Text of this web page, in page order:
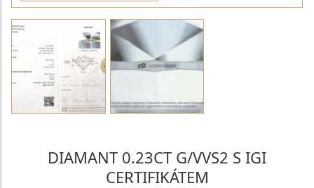
DIAMANT 0.23CT G/VVS2 S IGI
CERTIFIKÁTEM